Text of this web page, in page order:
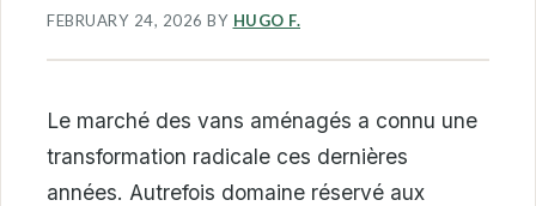
FEBRUARY 24, 2026 BY HUGO F.
Le marché des vans aménagés a connu une
transformation radicale ces dernières
années. Autrefois domaine réservé aux